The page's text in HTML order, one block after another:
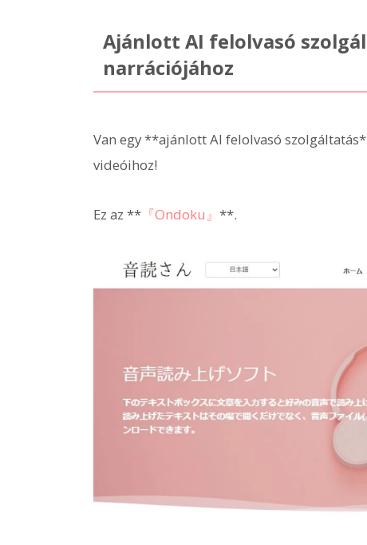
Ajánlott AI felolvasó
narrációjához
Van egy **ajánlott AI felolvasó
videóihoz!
Ez az ** 『Ondoku』 **.